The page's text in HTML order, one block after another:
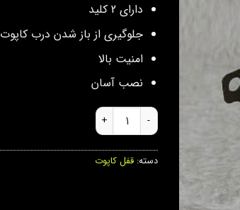
دارای 2 کلید
جلوگیری از باز شدن درب کاپوت
امنیت بالا
نصب آسان
قفل کاپوت پراید عدد
دسته: قفل کاپوت